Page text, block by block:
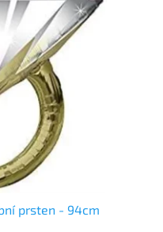
prsten - 94cm